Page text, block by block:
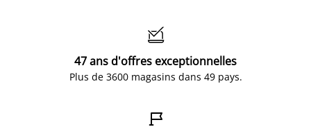

47 ans d'offres exceptionnelles
Plus de 3600 magasins dans 49 pays.
